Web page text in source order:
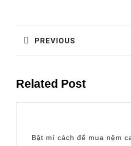
bài
PREVIOUS
Related Post
Bật mí cách để mua nệm